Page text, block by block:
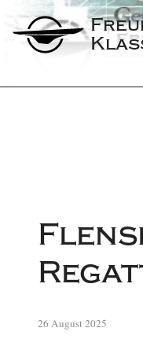
26 August 2025